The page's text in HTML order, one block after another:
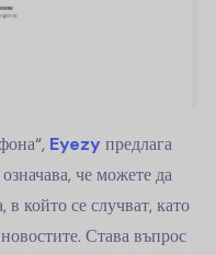
Eyezy предлага
че можете да
в който се случват, като
Става въпрос